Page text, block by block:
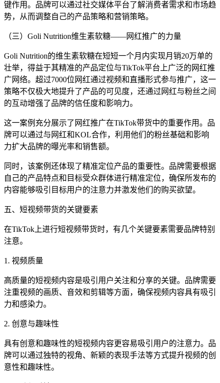
键作用。品牌可以通过社交媒体平台了解消费者需求和市场趋
势，从而调整自己的产品策略和营销策略。
（三）Goli Nutrition维生素软糖——网红推广的力量
Goli Nutrition的维生素软糖在短短一个月内实现月销20万单的
壮举，得益于其精准的产品定位与TikTok平台上广泛的网红推
广网络。超过7000位网红通过视频和直播形式参与推广，这一
策略不仅极大地提升了产品的可见度，还通过网红与粉丝之间
的互动增强了品牌的信任度和影响力。
这一案例充分展示了网红推广在TikTok带货中的重要作用。品
牌可以通过与网红和KOL合作，利用他们的粉丝基础和影响
力扩大品牌的曝光率和销售额。
同时，该案例还体现了精准定位产品的重要性。品牌需要根据
自己的产品特点和目标受众群体进行精准定位，确保所发布的
内容能够吸引目标用户的注意力并激发他们的购买欲望。
五、短视频带货的关键要素
在TikTok上进行短视频带货时，有几个关键要素需要品牌特别
注意。
1. 视频质量
高质量的短视频内容是吸引用户关注和分享的关键。品牌需要
注重视频的画质、音效和剪辑等方面，确保视频内容具有吸引
力和感染力。
2. 创意与趣味性
具有创意和趣味性的短视频内容更容易吸引用户的注意力。品
牌可以通过独特的视角、新颖的表现手法等方式提升视频的创
意性和趣味性。